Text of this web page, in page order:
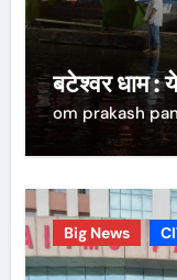
बटेश्वर धाम :
om prakash
Big News